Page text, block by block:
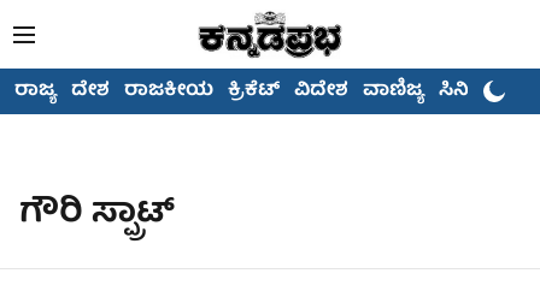
ರಾಜ್ಯ ದೇಶ ರಾಜಕೀಯ ಕ್ರಿಕೆಟ್ ವಿದೇಶ ವಾಣಿಜ್ಯ ಸಿನಿಮಾ
ಗೌರಿ ಸ್ಪ್ರಾಟ್